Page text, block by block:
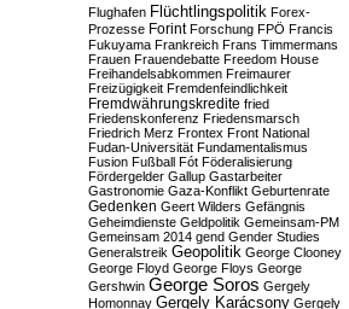
Flughafen Flüchtlingspolitik Forex-
Prozesse Forint Forschung FPÖ Francis
Fukuyama Frankreich Frans Timmermans
Frauen Frauendebatte Freedom House
Freihandelsabkommen Freimaurer
Freizügigkeit Fremdenfeindlichkeit
Fremdwährungskredite fried
Friedenskonferenz Friedensmarsch
Friedrich Merz Frontex Front National
Fudan-Universität Fundamentalismus
Fusion Fußball Fót Föderalisierung
Fördergelder Gallup Gastarbeiter
Gastronomie Gaza-Konflikt Geburtenrate
Gedenken Geert Wilders Gefängnis
Geheimdienste Geldpolitik Gemeinsam-PM
Gemeinsam 2014 gend Gender Studies
Generalstreik Geopolitik George Clooney
George Floyd George Floys George
Gershwin George Soros Gergely
Homonnay Gergely Karácsony Gergely